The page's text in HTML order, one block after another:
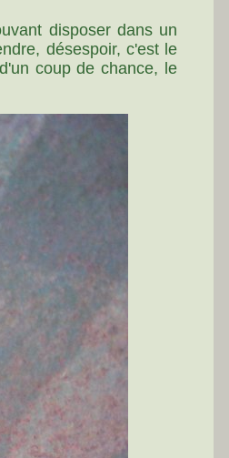
disposer dans un
désespoir, c'est le
coup de chance, le